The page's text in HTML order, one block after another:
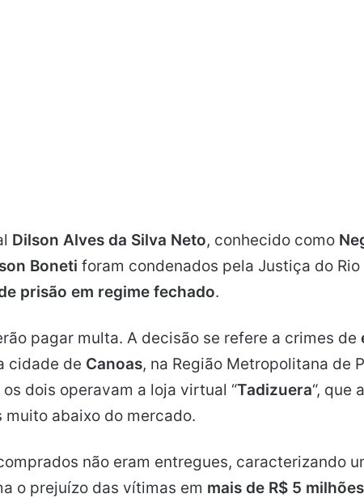
Dilson Alves da Silva Neto, conhecido como
Boneti foram condenados pela Justiça do Rio
prisão em regime fechado.
pagar multa. A decisão se refere a crimes de
cidade de Canoas, na Região Metropolitana de
dois operavam a loja virtual “Tadizuera“, que
abaixo do mercado.
não eram entregues, caracterizando
o prejuízo das vítimas em mais de R$ 5 milhões